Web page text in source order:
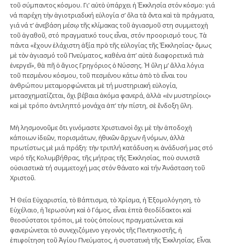
τοῦ σύμπαντος κόσμου. Γι’ αὐτὸ ὑπάρχει ἡ Ἐκκλησία στόν κόσμο: γιά
νά παρέχη τὴν ἁγιοτριαδική εὐλογία σ’ ὅλα τὰ ὄντα καὶ τὰ πράγματα,
γιά νά τ’ ἀνεβάση μέσῳ τῆς κλίμακας τοῦ ἁγιασμοῦ στη συμμετοχὴ
τοῦ ἀγαθοῦ, στό πραγματικό τους εἶναι, στόν προορισμό τους. Τὰ
πάντα «ἔχουν ἐλάχιστη ἀξία πρὸ τῆς εὐλογίας τῆς Ἐκκλησίας• ὅμως
μὲ τὸν ἁγιασμό τοῦ Πνεύματος, καθένα ἀπ’ αὐτὰ διαφορετικά πιὰ
ἐνεργεῖ», θὰ πῆ ὁ ἅγιος Γρηγόριος ὁ Νύσσης. Ἡ ὕλη μ’ ἄλλα λόγια
τοῦ πεσμένου κόσμου, τοῦ πεσμένου κάτω ἀπὸ τὸ εἶναι του
ἀνθρώπου μεταμορφώνεται μὲ τή μυστηριακή εὐλογία,
μετασχηματίζεται, ὄχι βέβαια ἀκόμα φανερά, ἀλλὰ «ἐν μυστηρίοις»
καὶ μὲ τρόπο ἀντιληπτό μονάχα ἀπ’ τὴν πίστη, σὲ ἔνδοξη ὕλη.
Μὴ λησμονοῦμε ὅτι γινόμαστε Χριστιανοὶ ὄχι μὲ τὴν ἀποδοχὴ
κάποιων ἰδεῶν, πορισμάτων, ἠθικῶν ἄρχων ἤ νόμων, ἀλλὰ
πρωτίστως μὲ μιά πράξη: τὴν τριπλή κατάδυση κι ἀνάδυσή μας στό
νερό τῆς Κολυμβήθρας, τῆς μήτρας τῆς Ἐκκλησίας, ποὺ συνιστᾶ
οὐσιαστικὰ τή συμμετοχή μας στόν θάνατο καὶ τήν Ἀνάσταση τοῦ
Χριστοῦ.
Ἡ Θεία Εὐχαριστία, τὸ Βάπτισμα, τὸ Χρίσμα, ἡ Ἐξομολόγηση, τὸ
Εὐχέλαιο, ἡ Ἱερωσύνη καὶ ὁ Γάμος, εἶναι ἑπτὰ θεοδίδακτοι καὶ
θεοσύστατοι τρόποι, μὲ τοὺς ὁποίους πραγματώνεται καὶ
φανερώνεται τὸ συνεχιζόμενο γεγονὸς τῆς Πεντηκοστῆς, ἡ
ἐπιφοίτηση τοῦ Ἁγίου Πνεύματος, ἡ συστατικὴ τῆς Ἐκκλησίας. Εἶναι